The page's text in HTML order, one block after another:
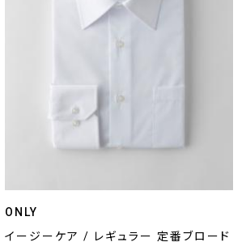
ONLY
イージーケア / レギュラー 定番ブロード